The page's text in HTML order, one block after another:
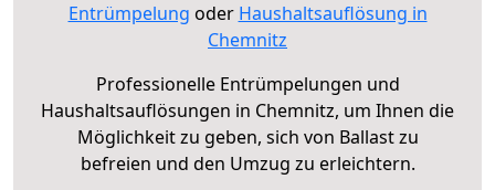
Entrümpelung oder Haushaltsauflösung in
Chemnitz
Professionelle Entrümpelungen und
Haushaltsauflösungen in Chemnitz, um Ihnen die
Möglichkeit zu geben, sich von Ballast zu
befreien und den Umzug zu erleichtern.